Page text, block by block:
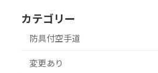
カテゴリー
防具付空手道
変更あり